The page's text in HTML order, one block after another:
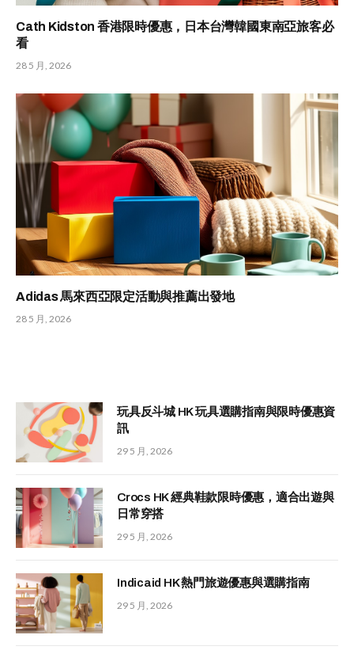
Cath Kidston 香港限時優惠，日本台灣韓國東南亞旅客必
看
28 5 月, 2026
Adidas 馬來西亞限定活動與推薦出發地
28 5 月, 2026
玩具反斗城 HK 玩具選購指南與限時優惠資
訊
29 5 月, 2026
Crocs HK 經典鞋款限時優惠，適合出遊與
日常穿搭
29 5 月, 2026
Indicaid HK 熱門旅遊優惠與選購指南
29 5 月, 2026